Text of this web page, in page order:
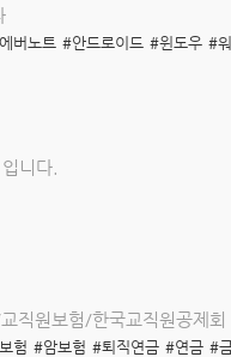
버노트 #안드로이드 #윈도우 #
니다.
직원보험/한국교직원공제회
험 #암보험 #퇴직연금 #연금 #